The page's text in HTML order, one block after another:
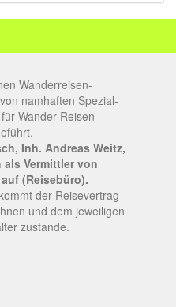
Wanderreisen-
namhaften Spezial-
Wander-Reisen
Inh. Andreas Weitz,
Vermittler von
(Reisebüro).
der Reisevertrag
und dem jeweiligen
zustande.